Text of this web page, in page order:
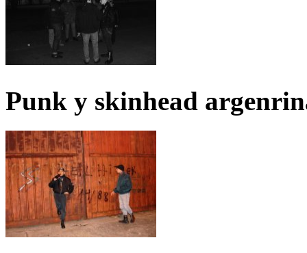
Punk y skinhead